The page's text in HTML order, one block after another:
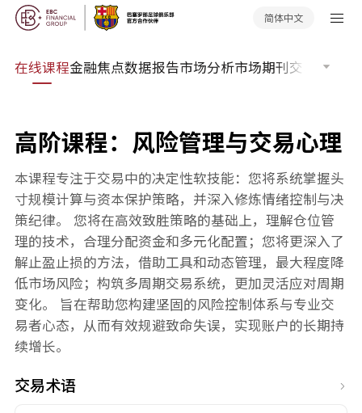
简体中文
在线课程金融焦点数据报告市场分析市场期刊交易软件
高阶课程：风险管理与交易心理
本课程专注于交易中的决定性软技能：您将系统掌握头
寸规模计算与资本保护策略，并深入修炼情绪控制与决
策纪律。 您将在高效致胜策略的基础上，理解仓位管
理的技术，合理分配资金和多元化配置；您将更深入了
解止盈止损的方法，借助工具和动态管理，最大程度降
低市场风险；构筑多周期交易系统，更加灵活应对周期
变化。 旨在帮助您构建坚固的风险控制体系与专业交
易者心态，从而有效规避致命失误，实现账户的长期持
续增长。
交易术语